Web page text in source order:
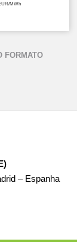
60,57 EUR/MWh
FORMATO
– Espanha